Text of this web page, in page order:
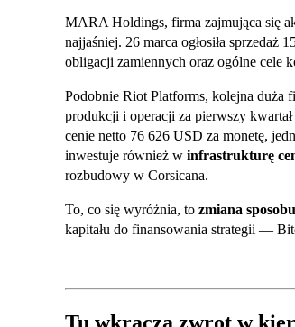
MARA Holdings, firma zajmująca się
najjaśniej. 26 marca ogłosiła sprzedaż
obligacji zamiennych oraz ogólne cele
Podobnie Riot Platforms, kolejna duża
produkcji i operacji za pierwszy
cenie netto 76 626 USD za monetę,
inwestuje również w infrastrukturę
rozbudowy w Corsicana.
To, co się wyróżnia, to zmiana
kapitału do finansowania strategii —